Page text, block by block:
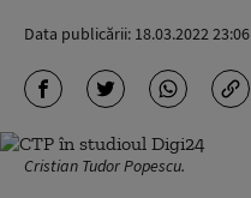
Data publicării: 18.03.2022 23:06
Cristian Tudor Popescu.